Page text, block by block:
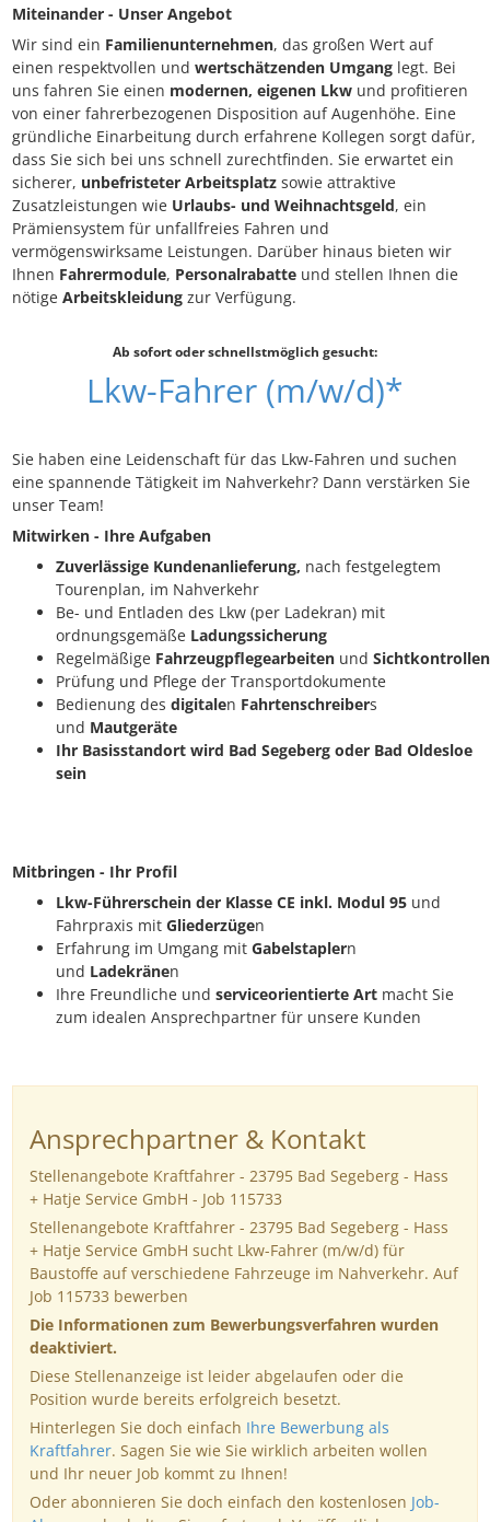
Miteinander - Unser Angebot
Wir sind ein Familienunternehmen, das großen Wert auf
einen respektvollen und wertschätzenden Umgang legt. Bei
uns fahren Sie einen modernen, eigenen Lkw und profitieren
von einer fahrerbezogenen Disposition auf Augenhöhe. Eine
gründliche Einarbeitung durch erfahrene Kollegen sorgt dafür,
dass Sie sich bei uns schnell zurechtfinden. Sie erwartet ein
sicherer, unbefristeter Arbeitsplatz sowie attraktive
Zusatzleistungen wie Urlaubs- und Weihnachtsgeld, ein
Prämien­system für unfallfreies Fahren und
vermögenswirksame Leistungen. Darüber hinaus bieten wir
Ihnen Fahrermodule, Personalrabatte und stellen Ihnen die
nötige Arbeitskleidung zur Verfügung.
Ab sofort oder schnellstmöglich gesucht:
Lkw-Fahrer (m/w/d)*
Sie haben eine Leidenschaft für das Lkw-Fahren und suchen
eine spannende Tätigkeit im Nahverkehr? Dann verstärken Sie
unser Team!
Mitwirken - Ihre Aufgaben
Zuverlässige Kundenanlieferung, nach festgelegtem
Tourenplan, im Nahverkehr
Be- und Entladen des Lkw (per Ladekran) mit
ordnungsgemäße Ladungssicherung
Regelmäßige Fahrzeugpflegearbeiten und Sichtkontrollen
Prüfung und Pflege der Transportdokumente
Bedienung des digitalen Fahrtenschreibers
und Mautgeräte
Ihr Basisstandort wird Bad Segeberg oder Bad Oldesloe
sein
Mitbringen - Ihr Profil
Lkw-Führerschein der Klasse CE inkl. Modul 95 und
Fahrpraxis mit Gliederzügen
Erfahrung im Umgang mit Gabelstaplern
und Ladekränen
Ihre Freundliche und serviceorientierte Art macht Sie
zum idealen Ansprechpartner für unsere Kunden
Ansprechpartner & Kontakt
Stellenangebote Kraftfahrer - 23795 Bad Segeberg - Hass
+ Hatje Service GmbH - Job 115733
Stellenangebote Kraftfahrer - 23795 Bad Segeberg - Hass
+ Hatje Service GmbH sucht Lkw-Fahrer (m/w/d) für
Baustoffe auf verschiedene Fahrzeuge im Nahverkehr. Auf
Job 115733 bewerben
Die Informationen zum Bewerbungsverfahren wurden
deaktiviert.
Diese Stellenanzeige ist leider abgelaufen oder die
Position wurde bereits erfolgreich besetzt.
Hinterlegen Sie doch einfach Ihre Bewerbung als
Kraftfahrer. Sagen Sie wie Sie wirklich arbeiten wollen
und Ihr neuer Job kommt zu Ihnen!
Oder abonnieren Sie doch einfach den kostenlosen Job-